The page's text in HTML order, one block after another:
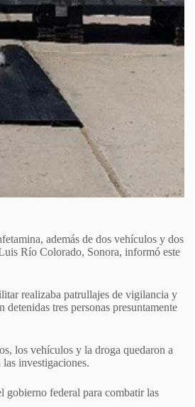
además de dos vehículos y dos
Río Colorado, Sonora, informó este
realizaba patrullajes de vigilancia y
tres personas presuntamente
los vehículos y la droga quedaron a
investigaciones.
gobierno federal para combatir las